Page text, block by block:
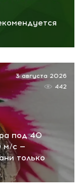
под 40
м/с —
только
3 августа 2026
442